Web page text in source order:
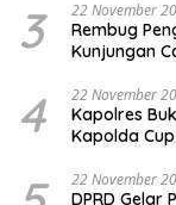
3 22 November
Rembug
Kunjungan
4 22 November
Kapolres
Kapolda Cup
22 November
DPRD Gelar